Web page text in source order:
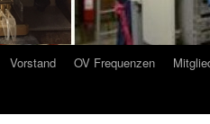
Vorstand OV Frequenzen